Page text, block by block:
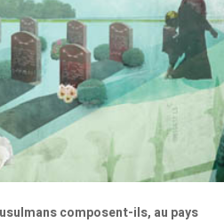
composent-ils, au pays